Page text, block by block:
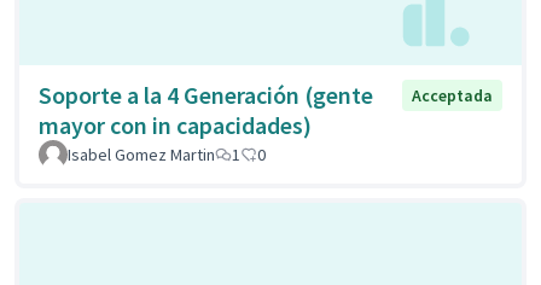
Soporte a la 4 Generación (gente
mayor con in capacidades)
Acceptada
Isabel Gomez Martin 1 0